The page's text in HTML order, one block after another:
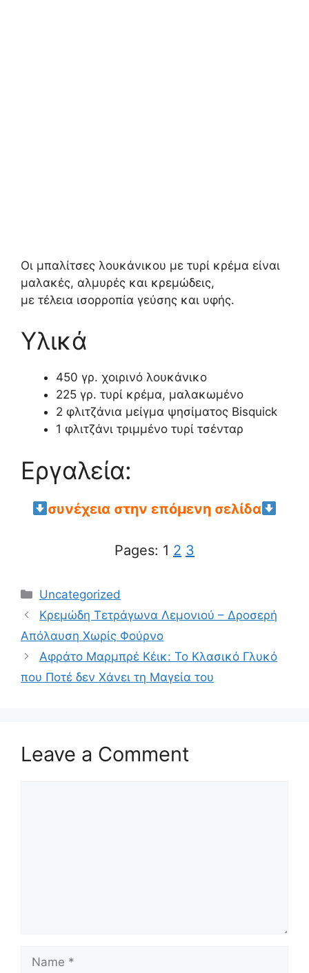
Οι μπαλίτσες λουκάνικου με τυρί κρέμα είναι
μαλακές, αλμυρές και κρεμώδεις,
με τέλεια ισορροπία γεύσης και υφής.
Υλικά
450 γρ. χοιρινό λουκάνικο
225 γρ. τυρί κρέμα, μαλακωμένο
2 φλιτζάνια μείγμα ψησίματος Bisquick
1 φλιτζάνι τριμμένο τυρί τσένταρ
Εργαλεία:
συνέχεια στην επόμενη σελίδα
Pages: 1 2 3
Categories
Uncategorized
Κρεμώδη Τετράγωνα Λεμονιού – Δροσερή
Απόλαυση Χωρίς Φούρνο
Αφράτο Μαρμπρέ Κέικ: Το Κλασικό Γλυκό
που Ποτέ δεν Χάνει τη Μαγεία του
Leave a Comment